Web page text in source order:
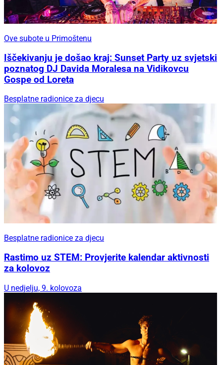
Ove subote u Primoštenu
Iščekivanju je došao kraj: Sunset Party uz svjetski
poznatog DJ Davida Moralesa na Vidikovcu
Gospe od Loreta
Besplatne radionice za djecu
Besplatne radionice za djecu
Rastimo uz STEM: Provjerite kalendar aktivnosti
za kolovoz
U nedjelju, 9. kolovoza